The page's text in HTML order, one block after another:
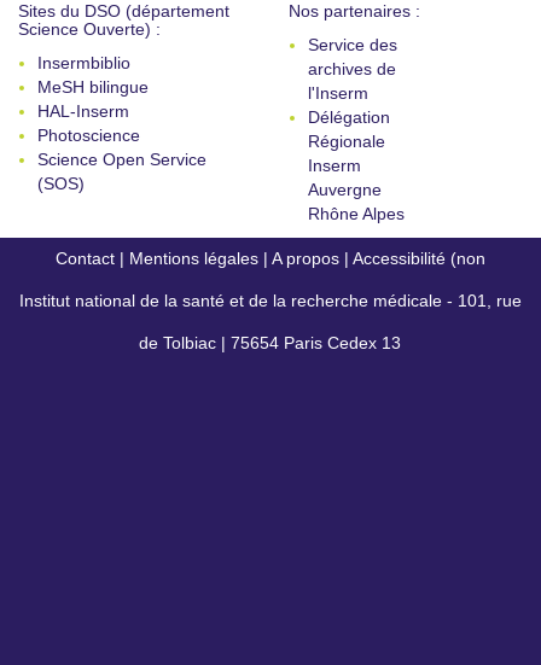
Sites du DSO (département
Science Ouverte) :
Insermbiblio
MeSH bilingue
HAL-Inserm
Photoscience
Science Open Service
(SOS)
Nos partenaires :
Service des
archives de
l'Inserm
Délégation
Régionale
Inserm
Auvergne
Rhône Alpes
Contact | Mentions légales | A propos | Accessibilité (non
conforme)
Institut national de la santé et de la recherche médicale - 101, rue
de Tolbiac | 75654 Paris Cedex 13